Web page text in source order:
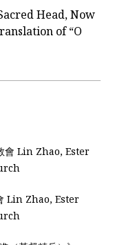
Head, Now
of “O
會 Lin Zhao, Ester
Lin Zhao, Ester